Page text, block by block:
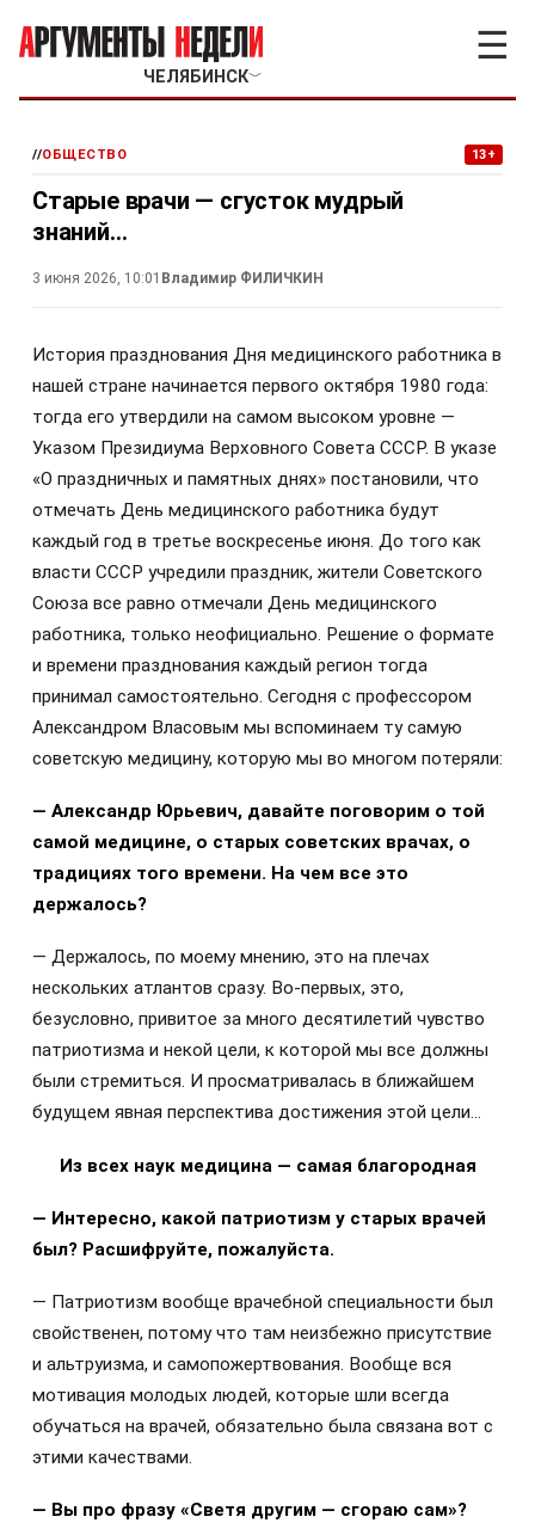
ЧЕЛЯБИНСК﹀
☰
//ОБЩЕСТВО 13+
Старые врачи — сгусток мудрый
знаний…
3 июня 2026, 10:01 Владимир ФИЛИЧКИН
История празднования Дня медицинского работника в
нашей стране начинается первого октября 1980 года:
тогда его утвердили на самом высоком уровне —
Указом Президиума Верховного Совета СССР. В указе
«О праздничных и памятных днях» постановили, что
отмечать День медицинского работника будут
каждый год в третье воскресенье июня. До того как
власти СССР учредили праздник, жители Советского
Союза все равно отмечали День медицинского
работника, только неофициально. Решение о формате
и времени празднования каждый регион тогда
принимал самостоятельно. Сегодня с профессором
Александром Власовым мы вспоминаем ту самую
советскую медицину, которую мы во многом потеряли:
— Александр Юрьевич, давайте поговорим о той
самой медицине, о старых советских врачах, о
традициях того времени. На чем все это
держалось?
— Держалось, по моему мнению, это на плечах
нескольких атлантов сразу. Во-первых, это,
безусловно, привитое за много десятилетий чувство
патриотизма и некой цели, к которой мы все должны
были стремиться. И просматривалась в ближайшем
будущем явная перспектива достижения этой цели…
Из всех наук медицина — самая благородная
— Интересно, какой патриотизм у старых врачей
был? Расшифруйте, пожалуйста.
— Патриотизм вообще врачебной специальности был
свойственен, потому что там неизбежно присутствие
и альтруизма, и самопожертвования. Вообще вся
мотивация молодых людей, которые шли всегда
обучаться на врачей, обязательно была связана вот с
этими качествами.
— Вы про фразу «Светя другим — сгораю сам»?